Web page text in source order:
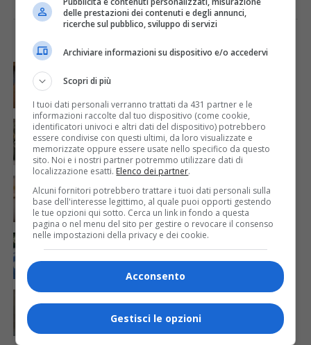
Mostravano vacanze e vestiti firmati sui social:
dietro il lusso un traffico di droga da milioni
CRONACA & ATTUALITÀ 2 giorni fa
Acqua da usare con cautela nell’Udinese: ecco tutte
le frazioni sotto osservazione
3 giorni fa
Mattia Ranghetti muore a 29 anni dopo la
folgorazione alle Ferriere Nord di Osoppo
CRONACA & ATTUALITÀ 1 giorno fa
Arrivano 142 nuovi poliziotti in Friuli-Venezia Giulia:
61 saranno assegnati a Trieste
CRONACA & ATTUALITÀ 3 giorni fa
Mattia Ranghetti morto dopo l’infortunio alle
Ferriere Nord, i sindacati: «Tragedia inaccettabile»
delle prestazioni dei contenuti e degli annunci,
ricerche sul pubblico, sviluppo di servizi
Archiviare informazioni su dispositivo e/o accedervi
Scopri di più
I tuoi dati personali verranno trattati da 431 partner e le
informazioni raccolte dal tuo dispositivo (come cookie,
identificatori univoci e altri dati del dispositivo) potrebbero
essere condivise con questi ultimi, da loro visualizzate e
memorizzate oppure essere usate nello specifico da questo
sito. Noi e i nostri partner potremmo utilizzare dati di
localizzazione esatti. Elenco dei partner.
Alcuni fornitori potrebbero trattare i tuoi dati personali sulla
base dell'interesse legittimo, al quale puoi opporti gestendo
le tue opzioni qui sotto. Cerca un link in fondo a questa
pagina o nel menu del sito per gestire o revocare il consenso
nelle impostazioni della privacy e dei cookie.
Acconsento
Gestisci le opzioni